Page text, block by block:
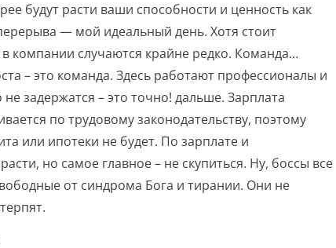
будут расти ваши способности и ценность как
— мой идеальный день. Хотя стоит
компании случаются крайне редко. Команда…
– это команда. Здесь работают профессионалы и
задержатся – это точно! дальше. Зарплата
по трудовому законодательству, поэтому
или ипотеки не будет. По зарплате и
но самое главное – не скупиться. Ну, боссы все
от синдрома Бога и тирании. Они не